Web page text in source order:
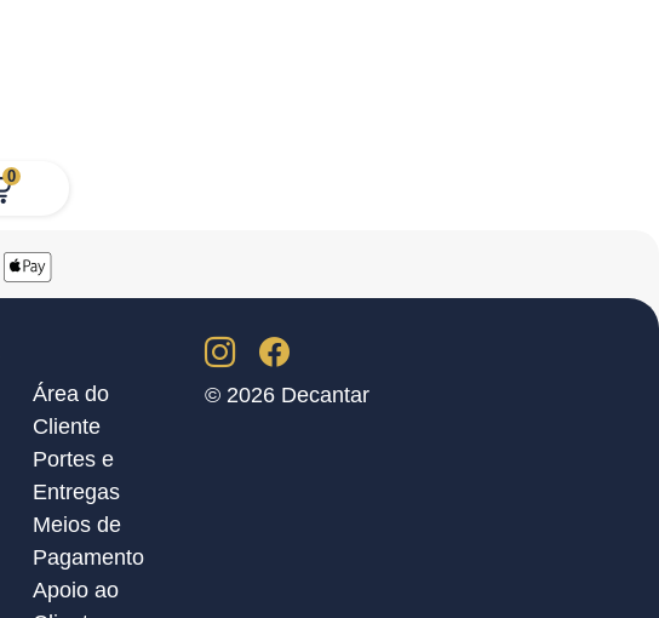
0
Área do
Cliente
Portes e
Entregas
Meios de
Pagamento
Apoio ao
© 2026 Decantar